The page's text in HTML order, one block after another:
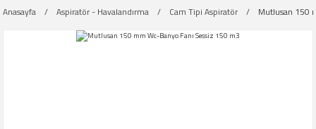
Anasayfa Aspiratör - Havalandırma Cam Tipi Aspiratör Mutlusan 150